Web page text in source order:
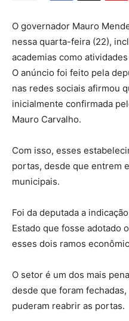
O governador Mauro
nessa quarta-feira (22),
academias como
O anúncio foi feito pela
nas redes sociais afirmou
inicialmente confirmada
Mauro Carvalho.
Com isso, esses
portas, desde que entrem
municipais.
Foi da deputada a
Estado que fosse adotado
esses dois ramos
O setor é um dos mais
desde que foram
puderam reabrir as portas.